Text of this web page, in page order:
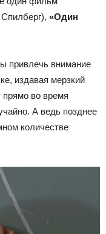
«Один
привлечь внимание
издавая мерзкий
во время
А ведь позднее
количестве